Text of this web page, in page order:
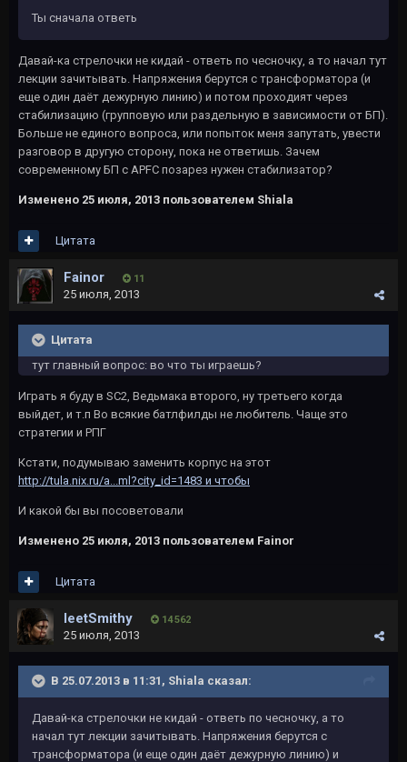
Ты сначала ответь
Давай-ка стрелочки не кидай - ответь по чесночку, а то начал тут
лекции зачитывать. Напряжения берутся с трансформатора (и
еще один даёт дежурную линию) и потом проходият через
стабилизацию (групповую или раздельную в зависимости от БП).
Больше не единого вопроса, или попыток меня запутать, увести
разговор в другую сторону, пока не ответишь. Зачем
современному БП с APFC позарез нужен стабилизатор?
Изменено 25 июля, 2013 пользователем Shiala
Цитата
Fainor 11
25 июля, 2013
Цитата
тут главный вопрос: во что ты играешь?
Играть я буду в SC2, Ведьмака второго, ну третьего когда
выйдет, и т.п Во всякие батлфилды не любитель. Чаще это
стратегии и РПГ
Кстати, подумываю заменить корпус на этот
http://tula.nix.ru/a...ml?city_id=1483 и чтобы
И какой бы вы посоветовали
Изменено 25 июля, 2013 пользователем Fainor
Цитата
leetSmithy 14 562
25 июля, 2013
В 25.07.2013 в 11:31, Shiala сказал:
Давай-ка стрелочки не кидай - ответь по чесночку, а то
начал тут лекции зачитывать. Напряжения берутся с
трансформатора (и еще один даёт дежурную линию) и